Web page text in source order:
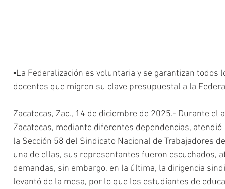
▪️La Federalización es voluntaria y se garantizan
docentes que migren su clave presupuestal a la
Zacatecas, Zac., 14 de diciembre de 2025.- Durante el
Zacatecas, mediante diferentes dependencias,
la Sección 58 del Sindicato Nacional de Trabajadores
una de ellas, sus representantes fueron escuchados,
demandas, sin embargo, en la última, la dirigencia
levantó de la mesa, por lo que los estudiantes de